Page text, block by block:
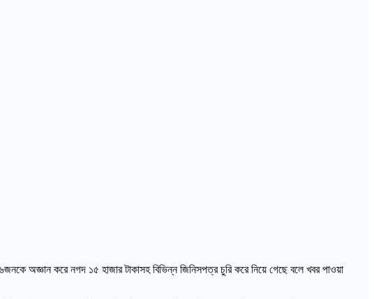
অজ্ঞান করে নগদ ১৫ হাজার টাকাসহ বিভিন্ন জিনিসপত্র চুরি করে নিয়ে গেছে বলে খবর পাওয়া